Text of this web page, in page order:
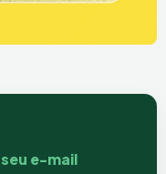
seu e-mail